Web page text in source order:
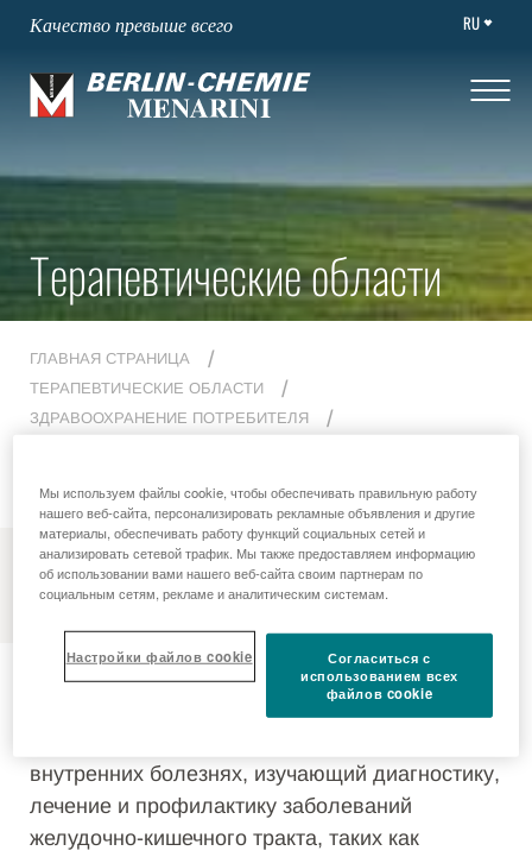
Качество превыше всего RU
Терапевтические области
ГЛАВНАЯ СТРАНИЦА
ТЕРАПЕВТИЧЕСКИЕ ОБЛАСТИ
ЗДРАВООХРАНЕНИЕ ПОТРЕБИТЕЛЯ
MENU
Гастроэнтерология
внутренних болезнях, изучающий диагностику,
лечение и профилактику заболеваний
желудочно-кишечного тракта, таких как
Мы используем файлы cookie, чтобы обеспечивать правильную работу
нашего веб-сайта, персонализировать рекламные объявления и другие
материалы, обеспечивать работу функций социальных сетей и
анализировать сетевой трафик. Мы также предоставляем информацию
об использовании вами нашего веб-сайта своим партнерам по
социальным сетям, рекламе и аналитическим системам.
Настройки файлов cookie
Согласиться с
использованием всех
файлов cookie